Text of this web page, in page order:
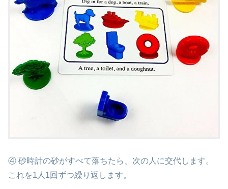
④ 砂時計の砂がすべて落ちたら、次の人に交代します。
これを1人1回ずつ繰り返します。